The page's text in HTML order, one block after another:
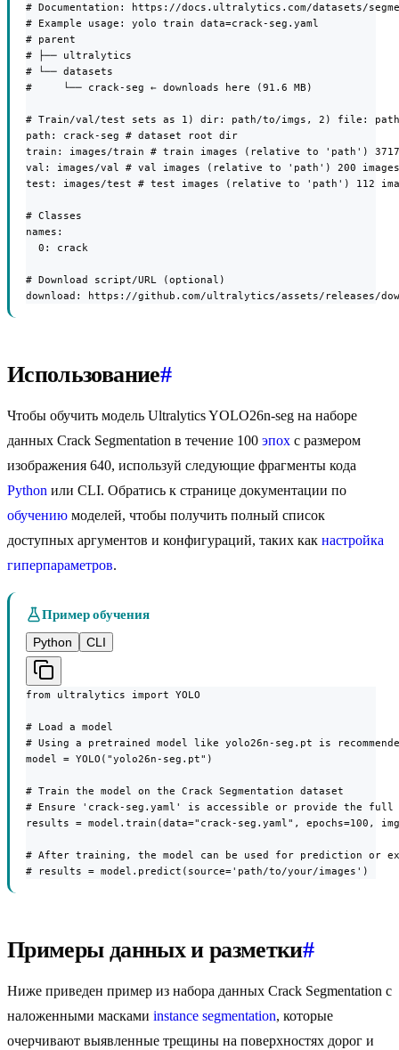
# Documentation: https://docs.ultralytics.com/datasets/
# Example usage: yolo train data=crack-seg.yaml
# parent
# ├── ultralytics
# └── datasets
#     └── crack-seg ← downloads here (91.6 MB)
# Train/val/test sets as 1) dir: path/to/imgs, 2) file:
path: crack-seg # dataset root dir
train: images/train # train images (relative to 'path') 3717
val: images/val # val images (relative to 'path') 200 images
test: images/test # test images (relative to 'path') 112
# Classes
names:
  0: crack
# Download script/URL (optional)
download: https://github.com/ultralytics/assets/releases/
Использование#
Чтобы обучить модель Ultralytics YOLO26n-seg на наборе
данных Crack Segmentation в течение 100 эпох с размером
изображения 640, используй следующие фрагменты кода
Python или CLI. Обратись к странице документации по
обучению моделей, чтобы получить полный список
доступных аргументов и конфигураций, таких как настройка
гиперпараметров.
Пример обучения
Python
CLI
from ultralytics import YOLO
# Load a model
# Using a pretrained model like yolo26n-seg.pt is
model = YOLO("yolo26n-seg.pt")
# Train the model on the Crack Segmentation dataset
# Ensure 'crack-seg.yaml' is accessible or provide the full
results = model.train(data="crack-seg.yaml", epochs=100,
# After training, the model can be used for prediction or
# results = model.predict(source='path/to/your/images')
Примеры данных и разметки#
Ниже приведен пример из набора данных Crack Segmentation с
наложенными масками instance segmentation, которые
очерчивают выявленные трещины на поверхностях дорог и